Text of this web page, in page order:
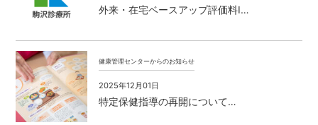
外来・在宅ベースアップ評価料Ⅰ…
健康管理センターからのお知らせ
2025年12月01日
特定保健指導の再開について…